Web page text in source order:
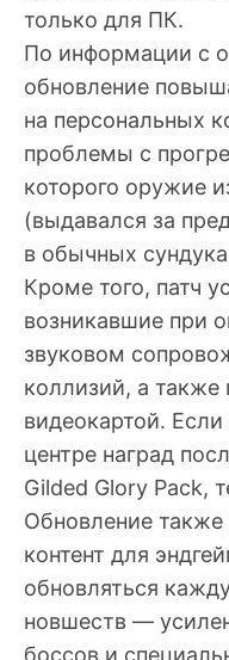
только для ПК.
По информации с
обновление
на персональных
проблемы с
которого оружие
(выдавался за
в обычных
Кроме того, патч
возникавшие при
звуковом
коллизий, а
видеокартой.
центре наград
Gilded Glory Pack,
Обновление
контент для
обновляться
новшеств —
боссов и